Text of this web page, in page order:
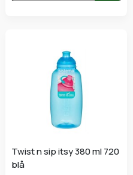
Twist n sip itsy 380 ml 720
blå